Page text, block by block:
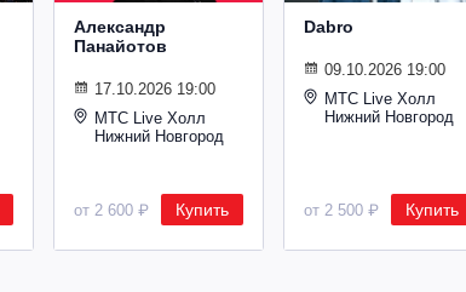
Александр
Панайотов
17.10.2026 19:00
МТС Live Холл
Нижний Новгород
от 2 600 ₽ Купить
Dabro
09.10.2026 19:00
МТС Live Холл
Нижний Новгород
от 2 500 ₽ Купить